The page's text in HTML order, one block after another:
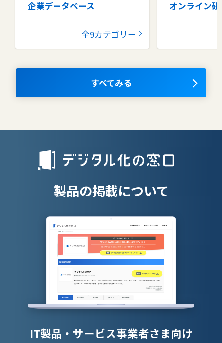
企業データベース
コラボレーションツール
ナレッジマネジメントツール
全9カテゴリー
オンライン研
タレントマ
OKRツール
授業支援シス
すべてみる
製品の掲載について
IT製品・サービス事業者さま向け